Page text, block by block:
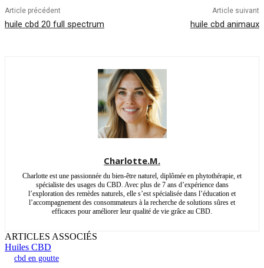
Article précédent
huile cbd 20 full spectrum
Article suivant
huile cbd animaux
Charlotte.M.
Charlotte est une passionnée du bien-être naturel, diplômée en phytothérapie, et
spécialiste des usages du CBD. Avec plus de 7 ans d’expérience dans
l’exploration des remèdes naturels, elle s’est spécialisée dans l’éducation et
l’accompagnement des consommateurs à la recherche de solutions sûres et
efficaces pour améliorer leur qualité de vie grâce au CBD.
ARTICLES ASSOCIÉS
Huiles CBD
cbd en goutte